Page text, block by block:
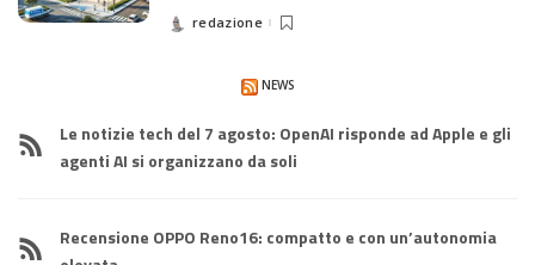
Postedredazione
NEWS
Le notizie tech del 7 agosto: OpenAI risponde ad Apple e gli
agenti AI si organizzano da soli
Recensione OPPO Reno16: compatto e con un’autonomia